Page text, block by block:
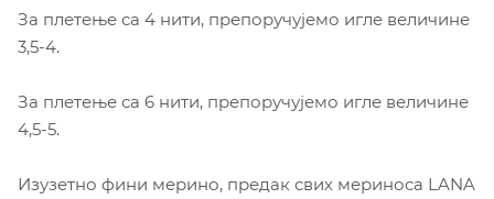
За плетење са 4 нити, препоручујемо игле величине
3,5-4.
За плетење са 6 нити, препоручујемо игле величине
4,5-5.
Изузетно фини мерино, предак свих мериноса LANA